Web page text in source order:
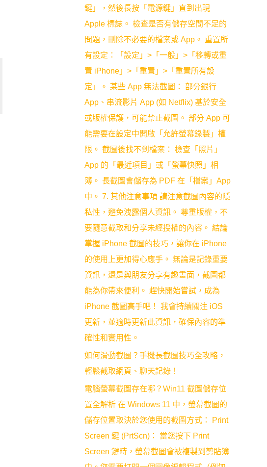
鍵」，然後長按「電源鍵」直到出現
Apple 標誌。 檢查是否有儲存空間不足的
問題，刪除不必要的檔案或 App。 重置所
有設定：「設定」>「一般」>「移轉或重
置 iPhone」>「重置」>「重置所有設
定」。 某些 App 無法截圖： 部分銀行
App、串流影片 App (如 Netflix) 基於安全
或版權保護，可能禁止截圖。 部分 App 可
能需要在設定中開啟「允許螢幕錄製」權
限。 截圖後找不到檔案： 檢查「照片」
App 的「最近項目」或「螢幕快照」相
簿。 長截圖會儲存為 PDF 在「檔案」App
中。 7. 其他注意事項 請注意截圖內容的隱
私性，避免洩露個人資訊。 尊重版權，不
要隨意截取和分享未經授權的內容。 結論
掌握 iPhone 截圖的技巧，讓你在 iPhone
的使用上更加得心應手。 無論是記錄重要
資訊，還是與朋友分享有趣畫面，截圖都
能為你帶來便利。 趕快開始嘗試，成為
iPhone 截圖高手吧！ 我會持續關注 iOS
更新，並適時更新此資訊，確保內容的準
確性和實用性。
如何滑動截圖？手機長截圖技巧全攻略，
輕鬆截取網頁、聊天記錄！
電腦螢幕截圖存在哪？Win11 截圖儲存位
置全解析 在 Windows 11 中，螢幕截圖的
儲存位置取決於您使用的截圖方式： Print
Screen 鍵 (PrtScn)： 當您按下 Print
Screen 鍵時，螢幕截圖會被複製到剪貼簿